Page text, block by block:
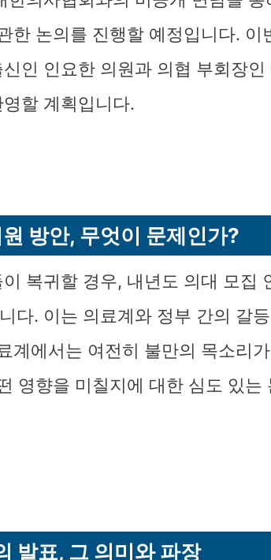
한 논의를 진행할 예정입니다. 이
인 인요한 의원과 의협 부회장인
할 계획입니다.
방안, 무엇이 문제인가?
복귀할 경우, 내년도 의대 모집
다. 이는 의료계와 정부 간의 갈
계에서는 여전히 불만의 목소리
영향을 미칠지에 대한 심도 있는
발표, 그 의미와 파장